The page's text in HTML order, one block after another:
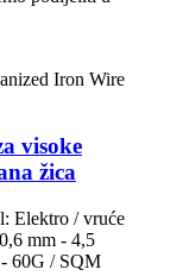
visoke
žica
Elektro / vruće
mm - 4,5
60G / SQM